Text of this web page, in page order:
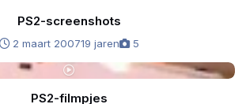
PS2-screenshots
2 maart 200719 jaren 5
PS2-filmpjes